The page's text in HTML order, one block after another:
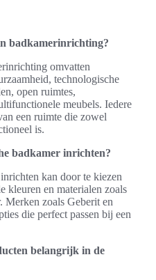
badkamerinrichting?
omvatten
technologische
open ruimtes,
meubels. Iedere
een ruimte die zowel
is.
badkamer inrichten?
kan door te kiezen
kleuren en materialen zoals
Merken zoals Geberit en
die perfect passen bij een
belangrijk in de